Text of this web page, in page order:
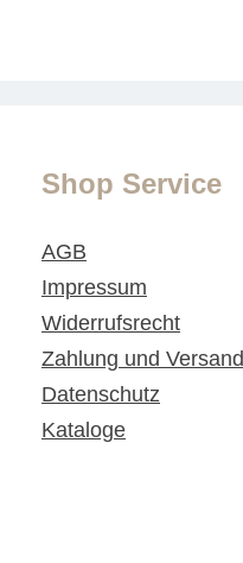
Shop Service
AGB
Impressum
Widerrufsrecht
Zahlung und Versand
Datenschutz
Kataloge